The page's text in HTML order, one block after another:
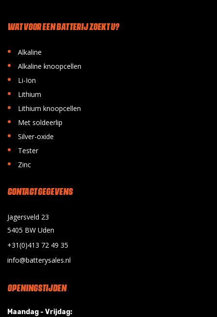
WAT VOOR EEN BATTERIJ ZOEKT U?
• Alkaline
• Alkaline knoopcellen
• Li-Ion
• Lithium
• Lithium knoopcellen
• Met soldeerlip
• Silver-oxide
• Tester
• Zinc
CONTACT GEGEVENS
Jagersveld 23
5405 BW Uden
+31(0)413 72 49 35
info@batterysales.nl
OPENINGSTIJDEN
Maandag - Vrijdag: